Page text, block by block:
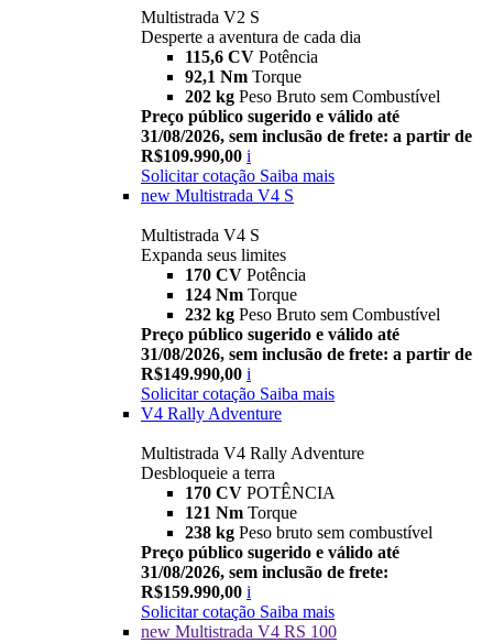
Multistrada V2 S
Desperte a aventura de cada dia
115,6 CV Potência
92,1 Nm Torque
202 kg Peso Bruto sem Combustível
Preço público sugerido e válido até
31/08/2026, sem inclusão de frete: a partir de
R$109.990,00 i
Solicitar cotação Saiba mais
new Multistrada V4 S
Multistrada V4 S
Expanda seus limites
170 CV Potência
124 Nm Torque
232 kg Peso Bruto sem Combustível
Preço público sugerido e válido até
31/08/2026, sem inclusão de frete: a partir de
R$149.990,00 i
Solicitar cotação Saiba mais
V4 Rally Adventure
Multistrada V4 Rally Adventure
Desbloqueie a terra
170 CV POTÊNCIA
121 Nm Torque
238 kg Peso bruto sem combustível
Preço público sugerido e válido até
31/08/2026, sem inclusão de frete:
R$159.990,00 i
Solicitar cotação Saiba mais
new Multistrada V4 RS 100